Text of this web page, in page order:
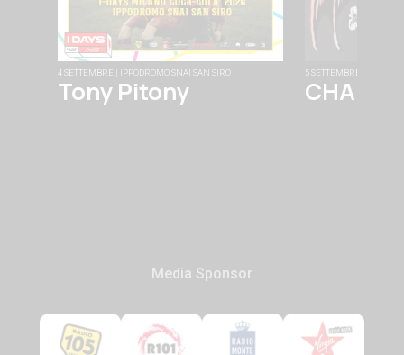
4 SETTEMBRE | IPPODROMO SNAI SAN SIRO
Tony Pitony
5 SETTEMBRE |
Media Sponsor